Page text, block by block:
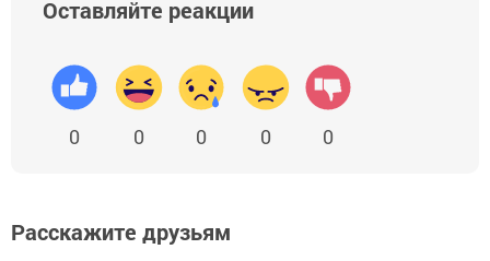
Оставляйте реакции
0 0 0 0 0
Расскажите друзьям